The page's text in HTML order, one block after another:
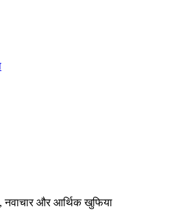
नवाचार और आर्थिक खुफिया